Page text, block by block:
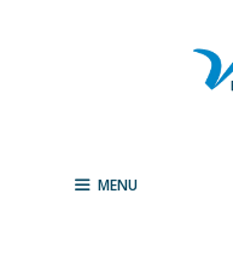
MENU